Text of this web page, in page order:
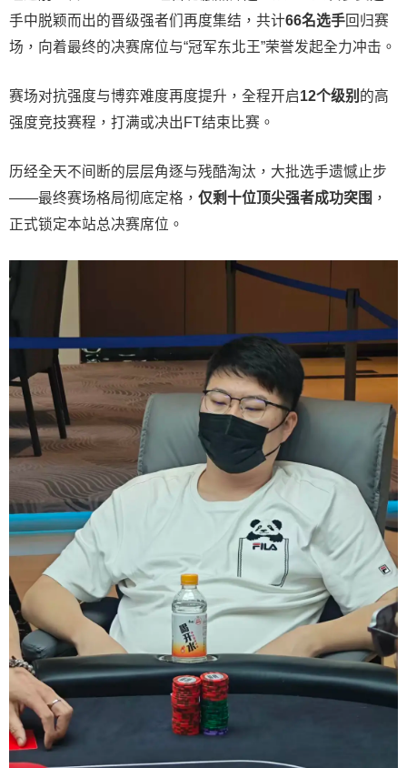
手中脱颖而出的晋级强者们再度集结，共计66名选手回归赛
场，向着最终的决赛席位与“冠军东北王”荣誉发起全力冲击。
赛场对抗强度与博弈难度再度提升，全程开启12个级别 的高
强度竞技赛程，打满或决出FT结束比赛。
历经全天不间断的层层角逐与残酷淘汰，大批选手遗憾止步
——最终赛场格局彻底定格， 仅剩十位顶尖强者成功突围 ，
正式锁定本站总决赛席位。